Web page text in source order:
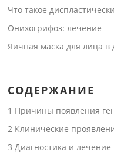
Что такое
Онихогрифоз: лечение
Яичная маска для лица в
СОДЕРЖАНИЕ
1 Причины появления
2 Клинические
3 Диагностика и лечение